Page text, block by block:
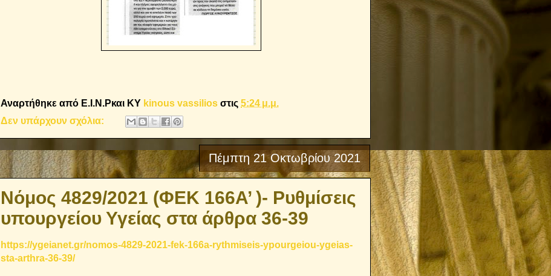
Αναρτήθηκε από E.I.N.Ρκαι ΚΥ kinous vassilios στις 5:24 μ.μ.
Δεν υπάρχουν σχόλια:
Πέμπτη 21 Οκτωβρίου 2021
Νόμος 4829/2021 (ΦΕΚ 166Α’ )- Ρυθμίσεις
υπουργείου Υγείας στα άρθρα 36-39
https://ygeianet.gr/nomos-4829-2021-fek-166a-rythmiseis-ypourgeiou-ygeias-
sta-arthra-36-39/